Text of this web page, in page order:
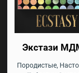
Экстази
Породистые,